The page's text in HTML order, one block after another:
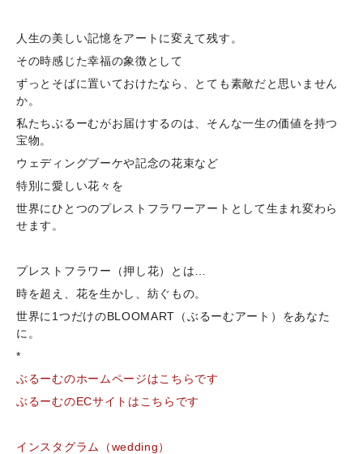
人生の美しい記憶をアートに変えて残す。
その時感じた幸福の象徴として
ずっとそばに置いておけたなら、とても素敵だと思いません
か。
私たちぶるーむがお届けするのは、そんな一生の価値を持つ
宝物。
ウェディングブーケや記念の花束など
特別に愛しい花々を
世界にひとつのプレストフラワーアートとして生まれ変わら
せます。
プレストフラワー（押し花）とは…
時を超え、花を生かし、紡ぐもの。
世界に1つだけのBLOOMART（ぶるーむアート）をあなた
に。
*
ぶるーむのホームページはこちらです
ぶるーむのECサイトはこちらです
インスタグラム（wedding）